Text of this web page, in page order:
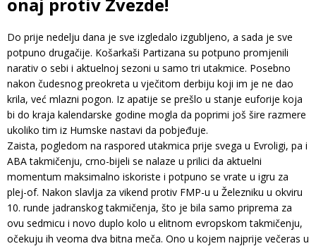
Do prije nedelju dana je sve izgledalo izgubljeno, a sada je sve
potpuno drugačije. Košarkaši Partizana su potpuno promjenili
narativ o sebi i aktuelnoj sezoni u samo tri utakmice. Posebno
nakon čudesnog preokreta u vječitom derbiju koji im je ne dao
krila, već mlazni pogon. Iz apatije se prešlo u stanje euforije koja
bi do kraja kalendarske godine mogla da poprimi još šire razmere
ukoliko tim iz Humske nastavi da pobjeđuje.
Zaista, pogledom na raspored utakmica prije svega u Evroligi, pa i
ABA takmičenju, crno-bijeli se nalaze u prilici da aktuelni
momentum maksimalno iskoriste i potpuno se vrate u igru za
plej-of. Nakon slavlja za vikend protiv FMP-u u Železniku u okviru
10. runde jadranskog takmičenja, što je bila samo priprema za
ovu sedmicu i novo duplo kolo u elitnom evropskom takmičenju,
očekuju ih veoma dva bitna meča. Ono u kojem najprije večeras u